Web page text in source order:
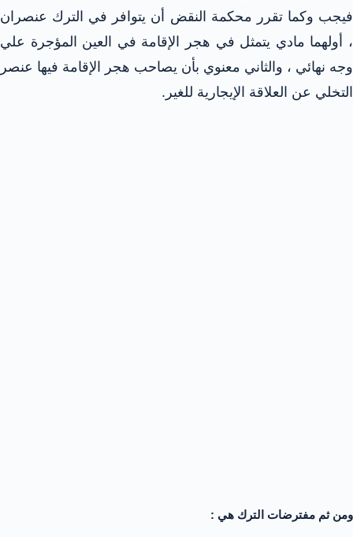
فيجب وكما تقرر محكمة النقض أن يتوافر في الترك عنصران
، أولهما مادي يتمثل في هجر الإقامة في العين المؤجرة علي
وجه نهائي ، والثاني معنوي بأن يصاحب هجر الإقامة فيها عنصر
التخلي عن العلاقة الإيجارية للغير.
ومن ثم مفترضات الترك هي :